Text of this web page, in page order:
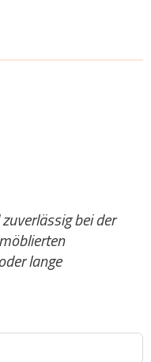
bei der
lange